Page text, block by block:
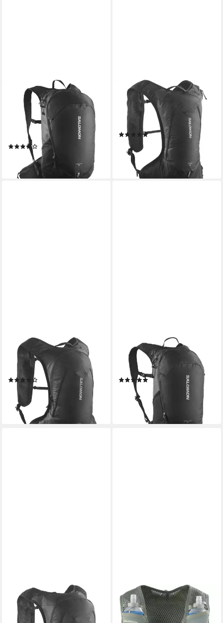
SALOMON
Sportrucksack TRAILBLAZER
20, mit reflektierenden
Details, atmungsaktives
Material
(3)
72,99 €
lieferbar - in 1-2 Werktagen bei dir
SALOMON
Sportrucksack CROSS 4, mit
4 l Volumen, aus Polyester,
schmale Form
(2)
59,99 €
lieferbar - in 1-2 Werktagen bei dir
SALOMON
Sportrucksack CROSS 8, 8
Liter Volumen, aus Polyester
(1)
56,99 € UVP 70,00 €
-19%
lieferbar - in 1-2 Werktagen bei dir
SALOMON
Sportrucksack TRAILBLAZER
10, mit Mesh-Einsätzen
(1)
64,99 €
lieferbar - in 1-2 Werktagen bei dir
SALOMON
Sportrucksack CROSS 12, aus
Polyester
SALOMON
Trinkrucksack, aus Polyester,
auch in großen Größen